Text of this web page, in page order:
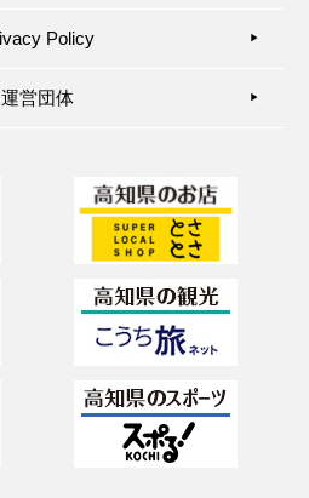
Policy ▶︎
運営団体 ▶︎